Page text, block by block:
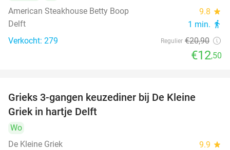
American Steakhouse Betty Boop
9.8 star
Delft 1 min. directions_walk
Verkocht: 279 Regulier €20,90
€12,50
Grieks 3-gangen keuzediner bij De Kleine
Griek in hartje Delft
Wo
De Kleine Griek
9.9 star